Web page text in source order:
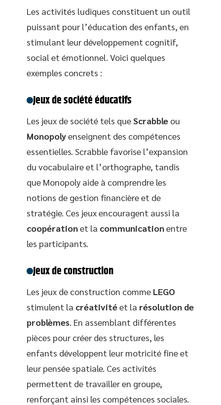
Les activités ludiques constituent un outil
puissant pour l’éducation des enfants, en
stimulant leur développement cognitif,
social et émotionnel. Voici quelques
exemples concrets :
Jeux de société éducatifs
Les jeux de société tels que Scrabble ou
Monopolyenseignent des compétences
essentielles. Scrabble favorise l’expansion
du vocabulaire et l’orthographe, tandis
que Monopoly aide à comprendre les
notions de gestion financière et de
stratégie. Ces jeux encouragent aussi la
coopérationet la communicationentre
les participants.
Jeux de construction
Les jeux de construction comme LEGO
stimulent la créativitéet la résolution de
problèmes . En assemblant différentes
pièces pour créer des structures, les
enfants développent leur motricité fine et
leur pensée spatiale. Ces activités
permettent de travailler en groupe,
renforçant ainsi les compétences sociales.